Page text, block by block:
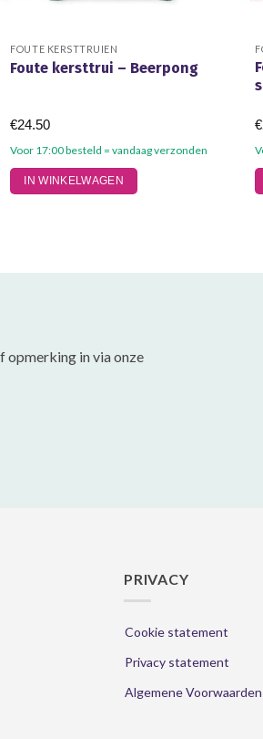
FOUTE KERSTTRUIEN
Foute kersttrui – Beerpong
Voor 17:00 besteld = vandaag verzonden
€24.50
IN WINKELWAGEN
Dit
product
Deze
worden
€
opmerking in via onze
PRIVACY
Cookie statement
Privacy statement
Algemene Voorwaarden